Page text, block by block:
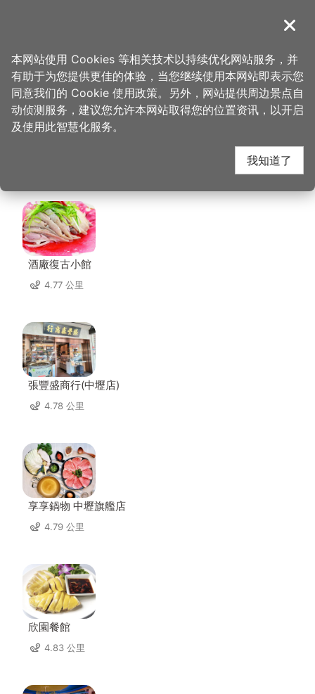
導覽
首页 > 想去的地方 > 美食、购物 > 忠贞眷村口麻辣卤味
忠贞眷村口麻辣卤味 周
边店家
酒廠復古小館
4.77 公里
張豐盛商行(中壢店)
4.78 公里
享享鍋物 中壢旗艦店
4.79 公里
欣園餐館
4.83 公里
关闭
本网站使用 Cookies 等相关技术以持续优化网站服务，并
有助于为您提供更佳的体验，当您继续使用本网站即表示您
同意我们的 Cookie 使用政策。另外，网站提供周边景点自
动侦测服务，建议您允许本网站取得您的位置资讯，以开启
及使用此智慧化服务。
我知道了